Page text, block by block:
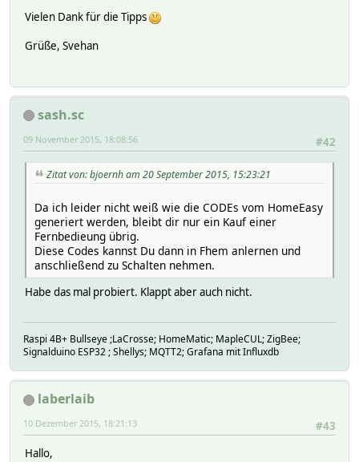
146 1168 146 1168 876 438 146 1168 146 1168 876 438 146
time: Sat Oct 24 19:23:37 2015
pulse: 3
rawlen: 50
pulselen: 298
Raw code:
--[RESULTS]--
time: Sat Oct 24 19:23:37 2015
hardware: 433gpio
pulse: 5
rawlen: 132
pulselen: 319
Raw code:
0 2871 0 319 0 1595 0 319 0 1595 0 319 0 1595 0 319 0
--[RESULTS]--
time: Sat Oct 24 19:23:38 2015
hardware: 433gpio
rawlen: 58
pulselen: 147
Vielen Dank für die Tipps
Grüße, Svehan
sash.sc
#42
09 November 2015, 18:08:56
Zitat von: bjoernh am 20 September 2015, 15:23:21
Da ich leider nicht weiß wie die CODEs vom HomeEasy
generiert werden, bleibt dir nur ein Kauf einer
Fernbedieung übrig.
Diese Codes kannst Du dann in Fhem anlernen und
anschließend zu Schalten nehmen.
Habe das mal probiert. Klappt aber auch nicht.
Raspi 4B+ Bullseye ;LaCrosse; HomeMatic; MapleCUL; ZigBee;
Signalduino ESP32 ; Shellys; MQTT2; Grafana mit Influxdb
laberlaib
#43
10 Dezember 2015, 18:21:13
Hallo,